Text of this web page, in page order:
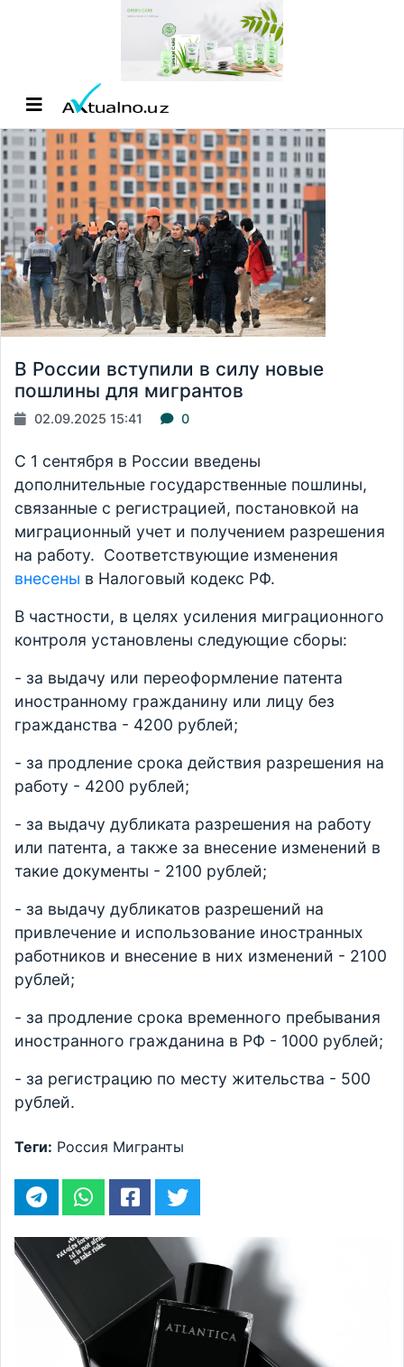
В России вступили в силу новые
пошлины для мигрантов
02.09.2025 15:41 0
С 1 сентября в России введены
дополнительные государственные пошлины,
связанные с регистрацией, постановкой на
миграционный учет и получением разрешения
на работу. Соответствующие изменения
внесены в Налоговый кодекс РФ.
В частности, в целях усиления миграционного
контроля установлены следующие сборы:
- за выдачу или переоформление патента
иностранному гражданину или лицу без
гражданства - 4200 рублей;
- за продление срока действия разрешения на
работу - 4200 рублей;
- за выдачу дубликата разрешения на работу
или патента, а также за внесение изменений в
такие документы - 2100 рублей;
- за выдачу дубликатов разрешений на
привлечение и использование иностранных
работников и внесение в них изменений - 2100
рублей;
- за продление срока временного пребывания
иностранного гражданина в РФ - 1000 рублей;
- за регистрацию по месту жительства - 500
рублей.
Теги: Россия Мигранты